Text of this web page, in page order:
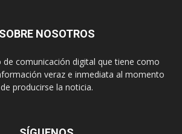
SOBRE NOSOTROS
comunicación digital que tiene como
veraz e inmediata al momento
de producirse la noticia.